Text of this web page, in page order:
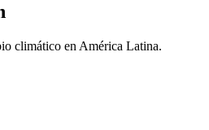
climático en América Latina.